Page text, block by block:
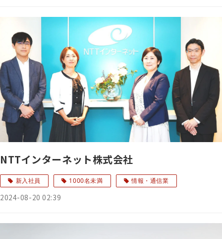
NTTインターネット株式会社
新入社員 1000名未満 情報・通信業
2024-08-20 02:39